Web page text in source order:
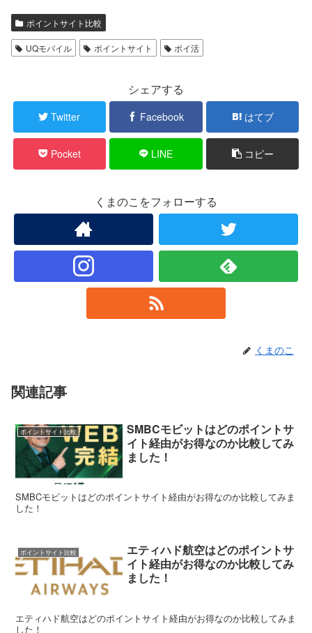
ポイントサイト比較
UQモバイル ポイントサイト ポイ活
シェアする
Twitter Facebook はてブ
Pocket LINE コピー
くまのこをフォローする
くまのこ
関連記事
ポイントサイト比較
SMBCモビットはどのポイントサ
イト経由がお得なのか比較してみ
ました！
SMBCモビットはどのポイントサイト経由がお得なのか比較してみま
した！
ポイントサイト比較
エティハド航空はどのポイントサ
イト経由がお得なのか比較してみ
ました！
エティハド航空はどのポイントサイト経由がお得なのか比較してみま
した！